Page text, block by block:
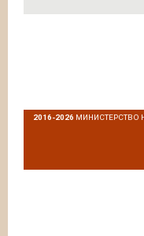
2016-2026 МИНИСТЕРСТВО